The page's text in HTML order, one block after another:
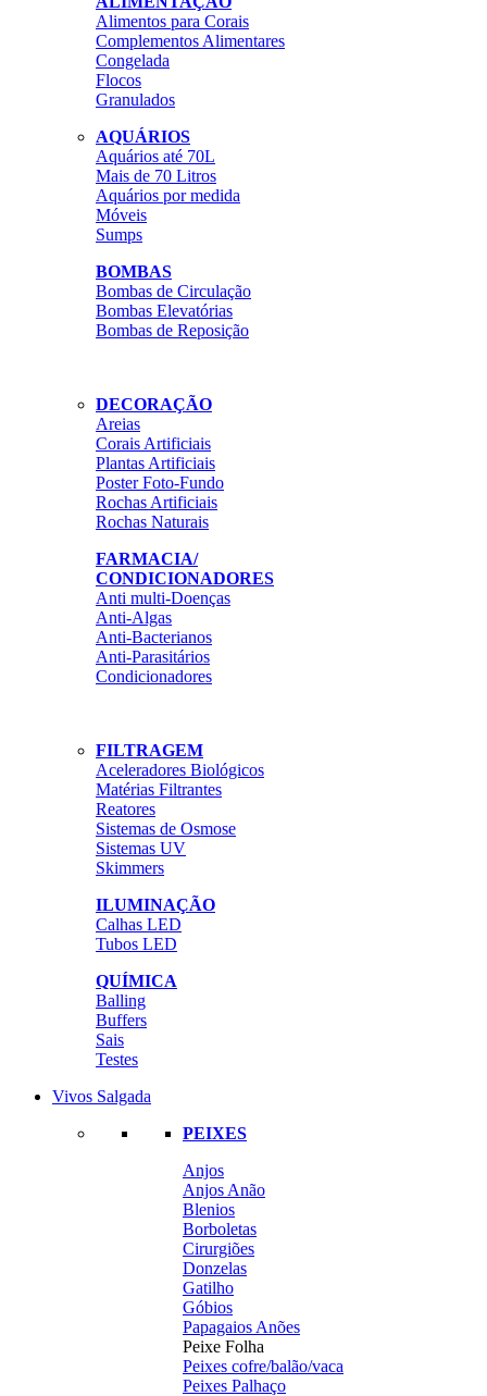
Alimentos para Corais
Complementos Alimentares
Congelada
Flocos
Granulados
AQUÁRIOS
Aquários até 70L
Mais de 70 Litros
Aquários por medida
Móveis
Sumps
BOMBAS
Bombas de Circulação
Bombas Elevatórias
Bombas de Reposição
DECORAÇÃO
Areias
Corais Artificiais
Plantas Artificiais
Poster Foto-Fundo
Rochas Artificiais
Rochas Naturais
FARMACIA/
CONDICIONADORES
Anti multi-Doenças
Anti-Algas
Anti-Bacterianos
Anti-Parasitários
Condicionadores
FILTRAGEM
Aceleradores Biológicos
Matérias Filtrantes
Reatores
Sistemas de Osmose
Sistemas UV
Skimmers
ILUMINAÇÃO
Calhas LED
Tubos LED
QUÍMICA
Balling
Buffers
Sais
Testes
Vivos Salgada
PEIXES
Anjos
Anjos Anão
Blenios
Borboletas
Cirurgiões
Donzelas
Gatilho
Góbios
Papagaios Anões
Peixe Folha
Peixes cofre/balão/vaca
Peixes Palhaço